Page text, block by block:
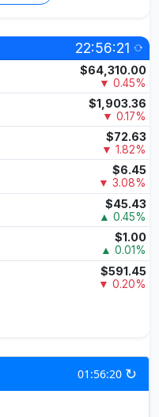
22:56:21
$64,310.00
▼ 0.45%
$1,903.36
▼ 0.17%
$72.63
▼ 1.82%
$6.45
▼ 3.08%
$45.43
▲ 0.45%
$1.00
▲ 0.01%
$591.45
▼ 0.20%
01:56:20 ↻